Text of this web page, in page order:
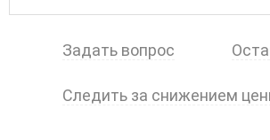
Задать вопрос
Следить за снижением